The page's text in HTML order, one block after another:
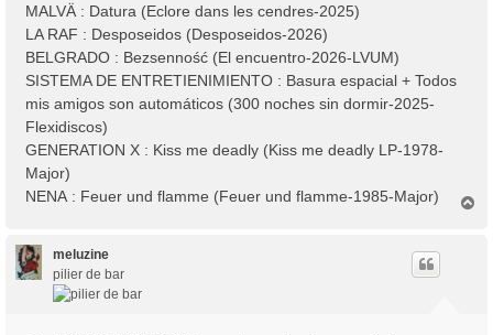
MALVÄ : Datura (Eclore dans les cendres-2025)
LA RAF : Desposeidos (Desposeidos-2026)
BELGRADO : Bezsenność (El encuentro-2026-LVUM)
SISTEMA DE ENTRETIENIMIENTO : Basura espacial + Todos
mis amigos son automáticos (300 noches sin dormir-2025-
Flexidiscos)
GENERATION X : Kiss me deadly (Kiss me deadly LP-1978-
Major)
NENA : Feuer und flamme (Feuer und flamme-1985-Major)
meluzine
pilier de bar